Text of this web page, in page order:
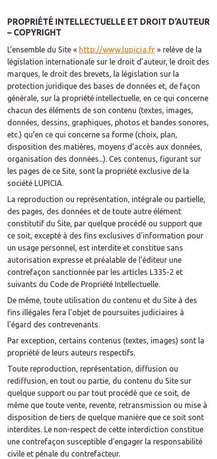
PROPRIÉTÉ INTELLECTUELLE ET DROIT D’AUTEUR
– COPYRIGHT
L’ensemble du Site « http://www.lupicia.fr » relève de la
législation internationale sur le droit d’auteur, le droit des
marques, le droit des brevets, la législation sur la
protection juridique des bases de données et, de façon
générale, sur la propriété intellectuelle, en ce qui concerne
chacun des éléments de son contenu (textes, images,
données, dessins, graphiques, photos et bandes sonores,
etc.) qu’en ce qui concerne sa forme (choix, plan,
disposition des matières, moyens d’accès aux données,
organisation des données...). Ces contenus, figurant sur
les pages de ce Site, sont la propriété exclusive de la
société LUPICIA.
La reproduction ou représentation, intégrale ou partielle,
des pages, des données et de toute autre élément
constitutif du Site, par quelque procédé ou support que
ce soit, excepté à des fins exclusives d'information pour
un usage personnel, est interdite et constitue sans
autorisation expresse et préalable de l’éditeur une
contrefaçon sanctionnée par les articles L335-2 et
suivants du Code de Propriété Intellectuelle.
De même, toute utilisation du contenu et du Site à des
fins illégales fera l’objet de poursuites judiciaires à
l’égard des contrevenants.
Par exception, certains contenus (textes, images) sont la
propriété de leurs auteurs respectifs.
Toute reproduction, représentation, diffusion ou
rediffusion, en tout ou partie, du contenu du Site sur
quelque support ou par tout procédé que ce soit, de
même que toute vente, revente, retransmission ou mise à
disposition de tiers de quelque manière que ce soit sont
interdites. Le non-respect de cette interdiction constitue
une contrefaçon susceptible d’engager la responsabilité
civile et pénale du contrefacteur.